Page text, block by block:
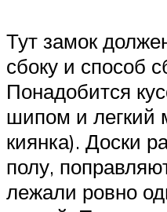
Тут замок
сбоку и способ
Понадобится
шипом и легкий
киянка). Доски
полу,
лежали ровно